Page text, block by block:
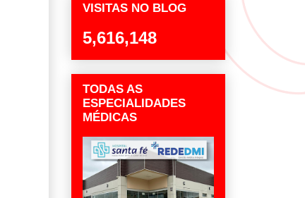
VISITAS NO BLOG
5,616,148
TODAS AS
ESPECIALIDADES
MÉDICAS